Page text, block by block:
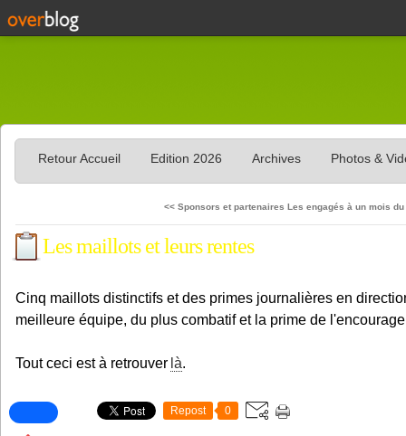
Retour Accueil Edition 2026 Archives Photos &
<< Sponsors et partenaires Les engagés à un mois du
Les maillots et leurs rentes
Cinq maillots distinctifs et des primes journalières en
meilleure équipe, du plus combatif et la prime de
Tout ceci est à retrouver là.
Repost 0